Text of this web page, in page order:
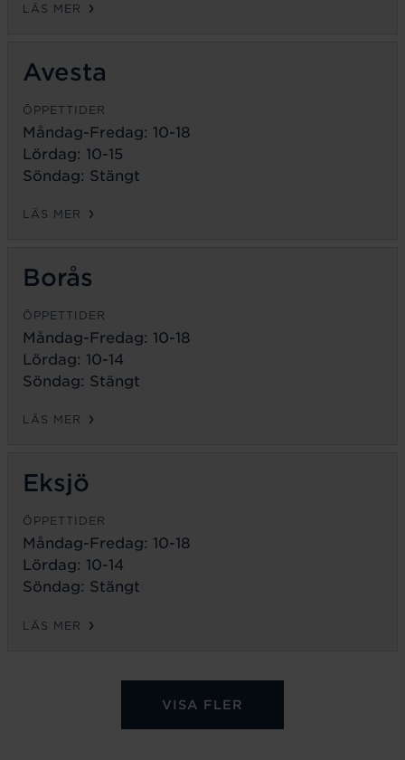
LÄS MER
Avesta
ÖPPETTIDER
Måndag-Fredag: 10-18
Lördag: 10-15
Söndag: Stängt
LÄS MER
Borås
ÖPPETTIDER
Måndag-Fredag: 10-18
Lördag: 10-14
Söndag: Stängt
LÄS MER
Eksjö
ÖPPETTIDER
Måndag-Fredag: 10-18
Lördag: 10-14
Söndag: Stängt
LÄS MER
VISA FLER